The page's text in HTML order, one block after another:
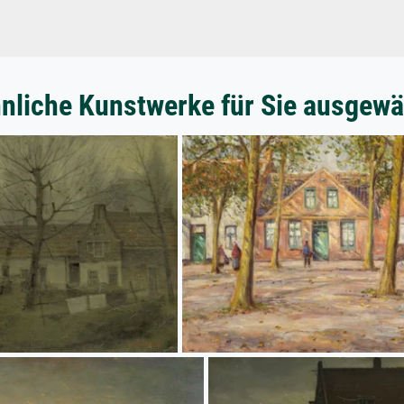
Kunstwerke für Sie